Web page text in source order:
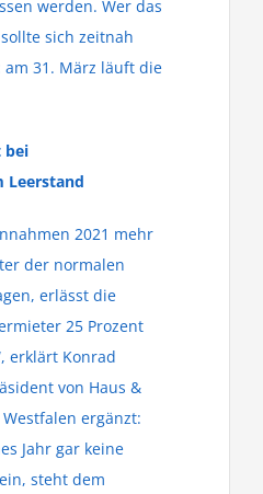
werden. Wer das
sich zeitnah
31. März läuft die
bei
Leerstand
2021 mehr
der normalen
erlässt die
25 Prozent
erklärt Konrad
von Haus &
ergänzt:
Jahr gar keine
steht dem